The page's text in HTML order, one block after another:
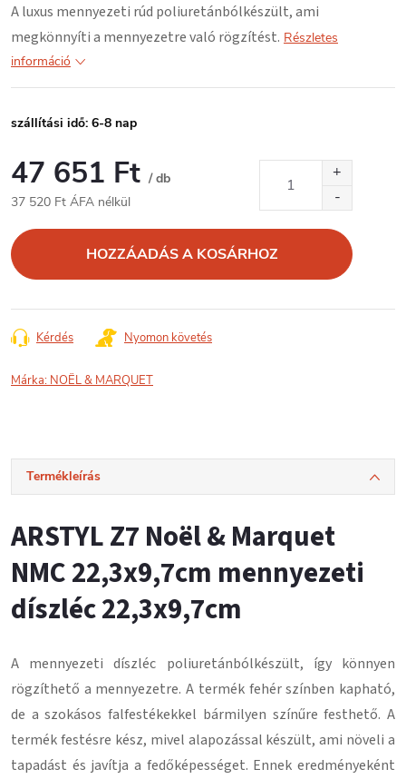
A luxus mennyezeti rúd poliuretánbólkészült, ami
megkönnyíti a mennyezetre való rögzítést. Részletes
információ
szállítási idő: 6-8 nap
47 651 Ft / db
37 520 Ft ÁFA nélkül
HOZZÁADÁS A KOSÁRHOZ
Kérdés Nyomon követés
Márka: NOËL & MARQUET
Termékleírás
ARSTYL Z7 Noël & Marquet
NMC 22,3x9,7cm mennyezeti
díszléc 22,3x9,7cm
A mennyezeti díszléc poliuretánbólkészült, így könnyen
rögzíthető a mennyezetre. A termék fehér színben kapható,
de a szokásos falfestékekkel bármilyen színűre festhető. A
termék festésre kész, mivel alapozással készült, ami növeli a
tapadást és javítja a fedőképességet. Ennek eredményeként